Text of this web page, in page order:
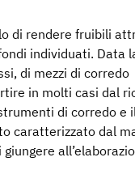
di rendere fruibili
individuati. Data
di mezzi di corredo
in molti casi dal
di corredo e
caratterizzato dal